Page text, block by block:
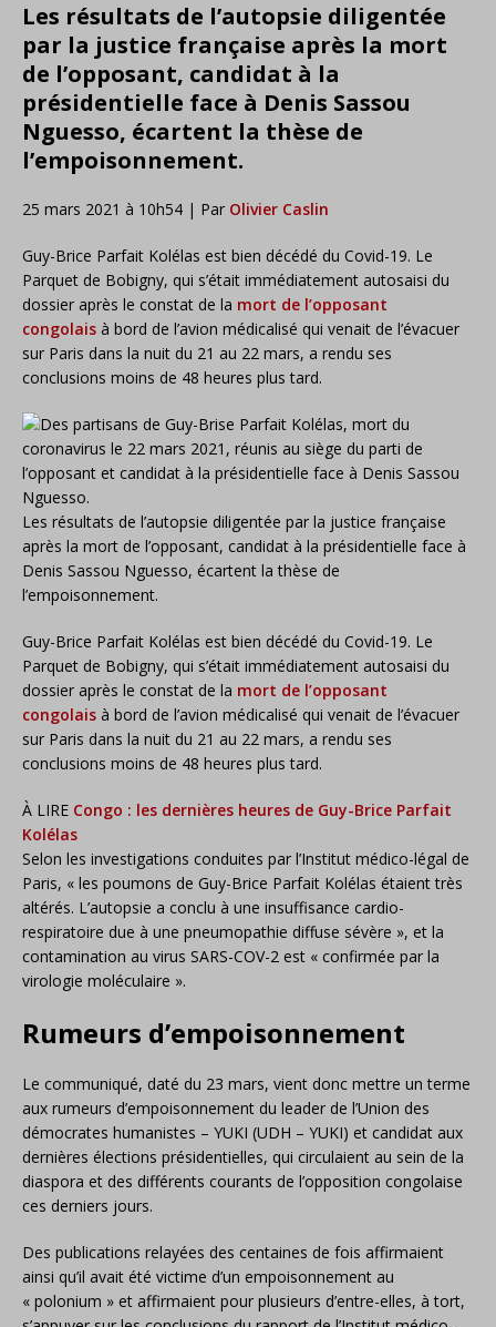
Les résultats de l’autopsie diligentée
par la justice française après la mort
de l’opposant, candidat à la
présidentielle face à Denis Sassou
Nguesso, écartent la thèse de
l’empoisonnement.
25 mars 2021 à 10h54 | Par Olivier Caslin
Guy-Brice Parfait Kolélas est bien décédé du Covid-19. Le
Parquet de Bobigny, qui s’était immédiatement autosaisi du
dossier après le constat de la mort de l’opposant
congolais à bord de l’avion médicalisé qui venait de l’évacuer
sur Paris dans la nuit du 21 au 22 mars, a rendu ses
conclusions moins de 48 heures plus tard.
Les résultats de l’autopsie diligentée par la justice française
après la mort de l’opposant, candidat à la présidentielle face à
Denis Sassou Nguesso, écartent la thèse de
l’empoisonnement.
Guy-Brice Parfait Kolélas est bien décédé du Covid-19. Le
Parquet de Bobigny, qui s’était immédiatement autosaisi du
dossier après le constat de la mort de l’opposant
congolais à bord de l’avion médicalisé qui venait de l’évacuer
sur Paris dans la nuit du 21 au 22 mars, a rendu ses
conclusions moins de 48 heures plus tard.
À LIRE Congo : les dernières heures de Guy-Brice Parfait
Kolélas
Selon les investigations conduites par l’Institut médico-légal de
Paris, « les poumons de Guy-Brice Parfait Kolélas étaient très
altérés. L’autopsie a conclu à une insuffisance cardio-
respiratoire due à une pneumopathie diffuse sévère », et la
contamination au virus SARS-COV-2 est « confirmée par la
virologie moléculaire ».
Rumeurs d’empoisonnement
Le communiqué, daté du 23 mars, vient donc mettre un terme
aux rumeurs d’empoisonnement du leader de l’Union des
démocrates humanistes – YUKI (UDH – YUKI) et candidat aux
dernières élections présidentielles, qui circulaient au sein de la
diaspora et des différents courants de l’opposition congolaise
ces derniers jours.
Des publications relayées des centaines de fois affirmaient
ainsi qu’il avait été victime d’un empoisonnement au
« polonium » et affirmaient pour plusieurs d’entre-elles, à tort,